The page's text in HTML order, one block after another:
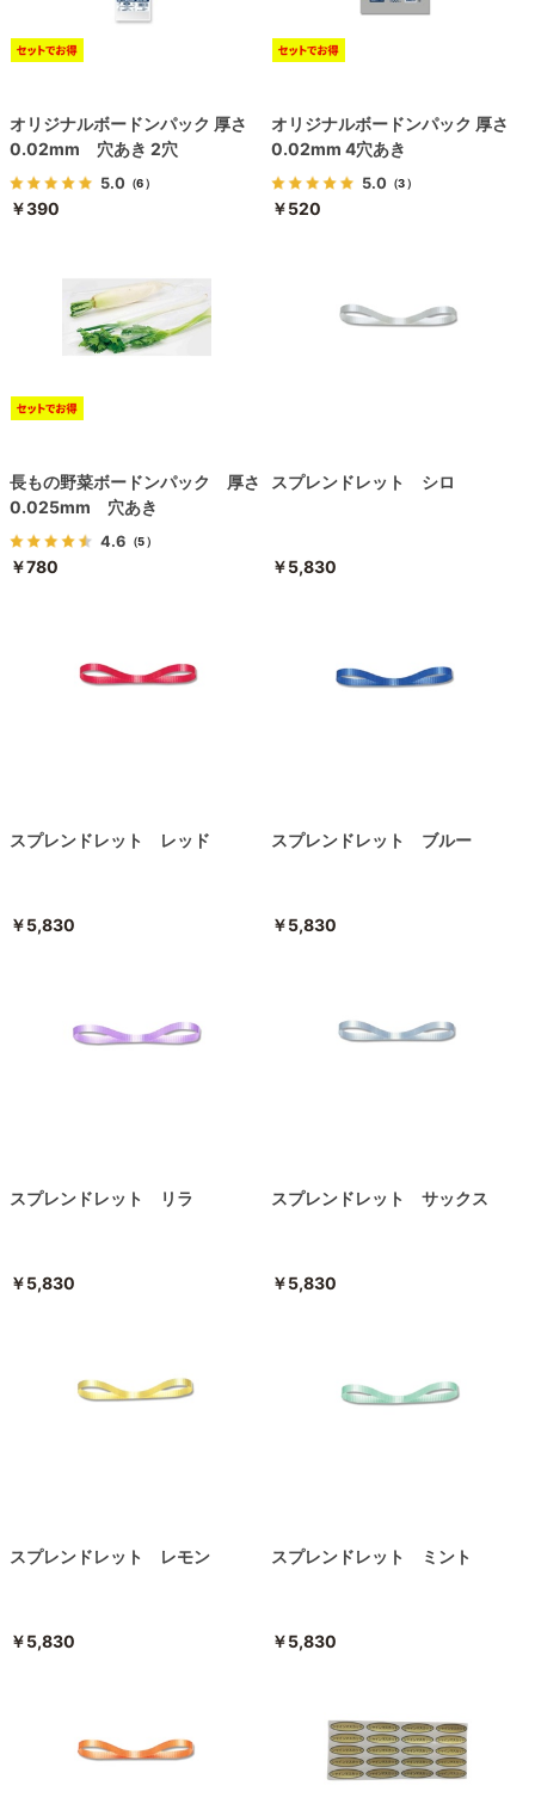
オリジナルボードンパック 厚さ
0.02mm 穴あき 2穴
5.0 （6）
￥390
オリジナルボードンパック 厚さ
0.02mm 4穴あき
5.0 （3）
￥520
長もの野菜ボードンパック 厚さ
0.025mm 穴あき
4.6 （5）
￥780
スプレンドレット シロ
￥5,830
スプレンドレット レッド
￥5,830
スプレンドレット ブルー
￥5,830
スプレンドレット リラ
￥5,830
スプレンドレット サックス
￥5,830
スプレンドレット レモン
￥5,830
スプレンドレット ミント
￥5,830